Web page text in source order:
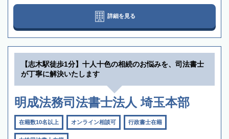
詳細を見る
【志木駅徒歩1分】十人十色の相続のお悩みを、司法書士
が丁寧に解決いたします
明成法務司法書士法人 埼玉本部
在籍数10名以上 オンライン相談可 行政書士在籍